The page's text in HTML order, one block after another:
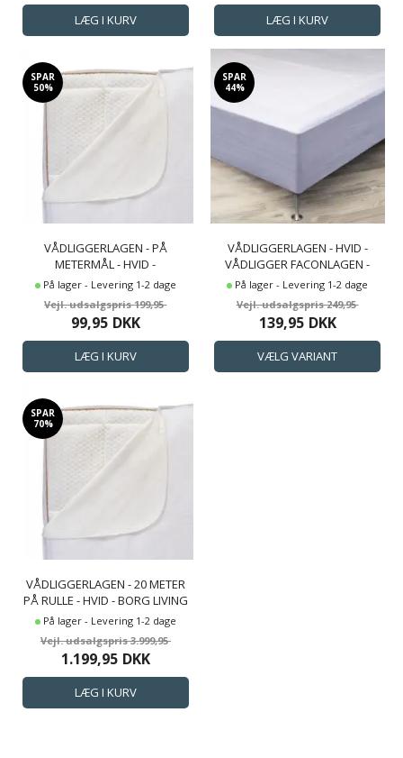
SPAR
50%
VÅDLIGGERLAGEN - PÅ
METERMÅL - HVID -
VÅDLIGGERLAGEN - BORG
På lager - Levering 1-2 dage
199,95
99,95 DKK
SPAR
44%
VÅDLIGGERLAGEN - HVID -
VÅDLIGGER FACONLAGEN -
NORDSTRAND HOME
MADRASBESKYTTER
På lager - Levering 1-2 dage
249,95
139,95 DKK
SPAR
70%
VÅDLIGGERLAGEN - 20 METER
PÅ RULLE - HVID - BORG LIVING
VÅDLIGGER LAGEN
På lager - Levering 1-2 dage
3.999,95
1.199,95 DKK